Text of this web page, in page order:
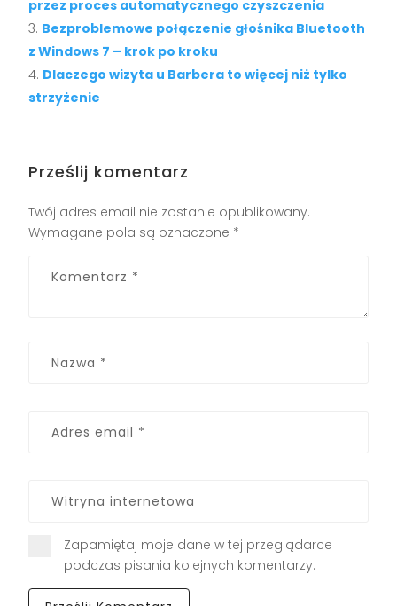
przez proces automatycznego czyszczenia
Bezproblemowe połączenie głośnika Bluetooth
z Windows 7 – krok po kroku
Dlaczego wizyta u Barbera to więcej niż tylko
strzyżenie
Prześlij komentarz
Twój adres email nie zostanie opublikowany.
Wymagane pola są oznaczone *
Zapamiętaj moje dane w tej przeglądarce
podczas pisania kolejnych komentarzy.